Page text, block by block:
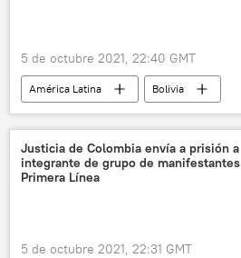
5 de octubre 2021, 22:40 GMT
América Latina
Bolivia
vacunación contra el COVID-19
Justicia de Colombia envía a prisión a
integrante de grupo de manifestantes
Primera Línea
5 de octubre 2021, 22:31 GMT